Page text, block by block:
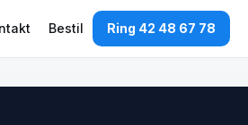
Bestil Ring 42 48 67 78